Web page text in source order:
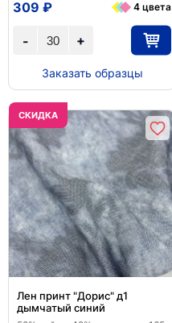
+
-
309 ₽ 4 цвета
Заказать образцы
CКИДКА
Лен принт "Дорис" д1
дымчатый синий